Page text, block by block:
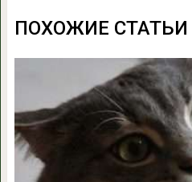
ПОХОЖИЕ СТАТЬИ